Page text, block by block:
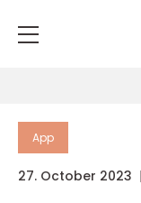
App
27. October 2023